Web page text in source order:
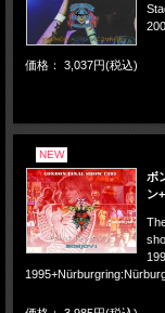
価格： 3,037円(税込)
NEW
ボ
ン